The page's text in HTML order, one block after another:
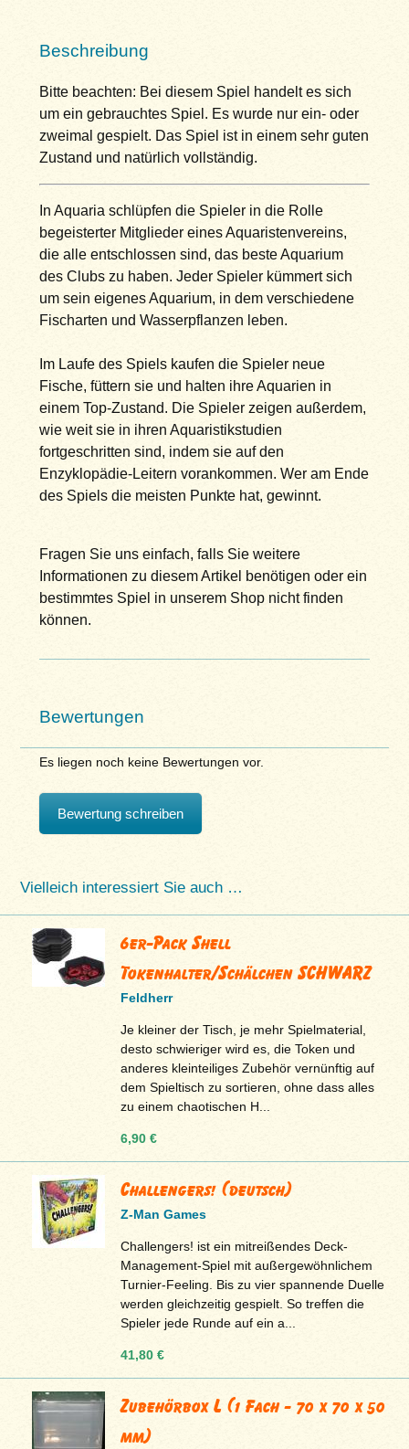
Beschreibung
Bitte beachten: Bei diesem Spiel handelt es sich
um ein gebrauchtes Spiel. Es wurde nur ein- oder
zweimal gespielt. Das Spiel ist in einem sehr guten
Zustand und natürlich vollständig.
In Aquaria schlüpfen die Spieler in die Rolle
begeisterter Mitglieder eines Aquaristenvereins,
die alle entschlossen sind, das beste Aquarium
des Clubs zu haben. Jeder Spieler kümmert sich
um sein eigenes Aquarium, in dem verschiedene
Fischarten und Wasserpflanzen leben.
Im Laufe des Spiels kaufen die Spieler neue
Fische, füttern sie und halten ihre Aquarien in
einem Top-Zustand. Die Spieler zeigen außerdem,
wie weit sie in ihren Aquaristikstudien
fortgeschritten sind, indem sie auf den
Enzyklopädie-Leitern vorankommen. Wer am Ende
des Spiels die meisten Punkte hat, gewinnt.
Fragen Sie uns einfach, falls Sie weitere
Informationen zu diesem Artikel benötigen oder ein
bestimmtes Spiel in unserem Shop nicht finden
können.
Bewertungen
Es liegen noch keine Bewertungen vor.
Bewertung schreiben
Vielleich interessiert Sie auch …
6er-Pack Shell
Tokenhalter/Schälchen SCHWARZ
Feldherr
Je kleiner der Tisch, je mehr Spielmaterial,
desto schwieriger wird es, die Token und
anderes kleinteiliges Zubehör vernünftig auf
dem Spieltisch zu sortieren, ohne dass alles
zu einem chaotischen H...
6,90 €
Challengers! (deutsch)
Z-Man Games
Challengers! ist ein mitreißendes Deck-
Management-Spiel mit außergewöhnlichem
Turnier-Feeling. Bis zu vier spannende Duelle
werden gleichzeitig gespielt. So treffen die
Spieler jede Runde auf ein a...
41,80 €
Zubehörbox L (1 Fach - 70 x 70 x 50
mm)